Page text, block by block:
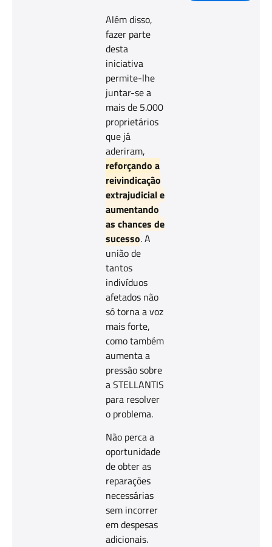
Além disso,
fazer parte
desta
iniciativa
permite-lhe
juntar-se a
mais de 5.000
proprietários
que já
aderiram,
reforçando a
reivindicação
extrajudicial e
aumentando
as chances de
sucesso. A
união de
tantos
indivíduos
afetados não
só torna a voz
mais forte,
como também
aumenta a
pressão sobre
a STELLANTIS
para resolver
o problema.
Não perca a
oportunidade
de obter as
reparações
necessárias
sem incorrer
em despesas
adicionais.